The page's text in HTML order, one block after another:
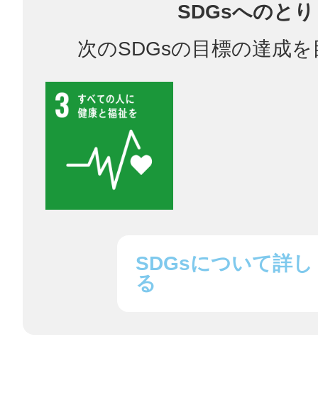
SDGsへのと
次のSDGsの目標の達成
SDGsについて詳し
る
厚木